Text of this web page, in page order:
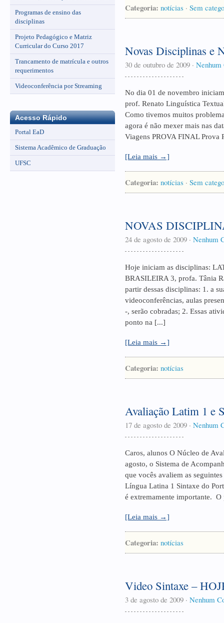
Programas de ensino das
disciplinas
Projeto Pedagógico e Matriz
Curricular do Curso 2017
Trancamento de matrícula e outros
requerimentos
Videoconferência por Streaming
Acesso Rápido
Portal EaD
Sistema Acadêmico de Graduação
UFSC
Categoria: notícias · Sem
Novas Disciplinas e
30 de outubro de 2009 · Nenhum
No dia 01 de novembro
prof. Renato Linguística
Como tivemos muitos
agora é não mexer mais nas
Viagens PROVA FINAL Prova
[Leia mais →]
Categoria: notícias · Sem
NOVAS
24 de agosto de 2009 · Nenhum
Hoje iniciam as disciplinas:
BRASILEIRA 3, profa. Tânia
partir dessas disciplinas: 1. a
videoconferências, aulas
-, serão cobradas; 2. Essas
ponto na [...]
[Leia mais →]
Categoria: notícias
Avaliação Latim 1 e
17 de agosto de 2009 · Nenhum
Caros, alunos O Núcleo de
agosto, o Sistema de
que vocês avaliem as
Língua Latina 1 Sintaxe do
é extremamente importante.
[Leia mais →]
Categoria: notícias
Video Sintaxe –
3 de agosto de 2009 · Nenhum